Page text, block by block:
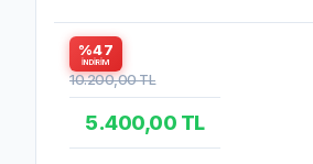
%47
İNDIRIM
10.200,00 TL
5.400,00 TL